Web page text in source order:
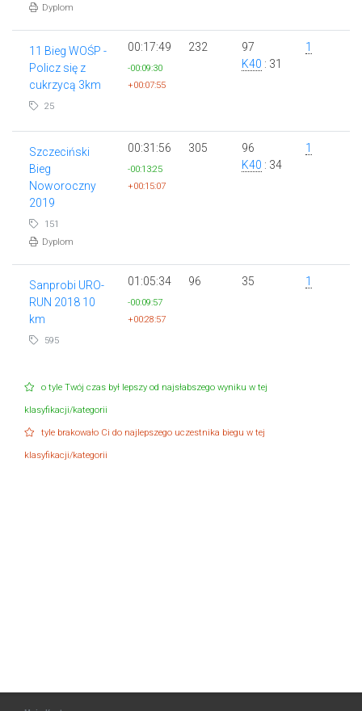
Dyplom
11 Bieg WOŚP -
Policz się z
cukrzycą 3km
25
00:17:49
-00:09:30
+00:07:55
232
97
K40 : 31
1
Szczeciński
Bieg
Noworoczny
2019
151
Dyplom
00:31:56
-00:13:25
+00:15:07
305
96
K40 : 34
1
Sanprobi URO-
RUN 2018 10
km
595
01:05:34
-00:09:57
+00:28:57
96 35 1
o tyle Twój czas był lepszy od najsłabszego wyniku w tej
klasyfikacji/kategorii
tyle brakowało Ci do najlepszego uczestnika biegu w tej
klasyfikacji/kategorii